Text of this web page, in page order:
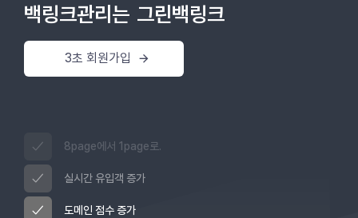
백링크관리는 그린백링크
3초 회원가입
8page에서 1page로.
실시간 유입객 증가
도메인 점수 증가